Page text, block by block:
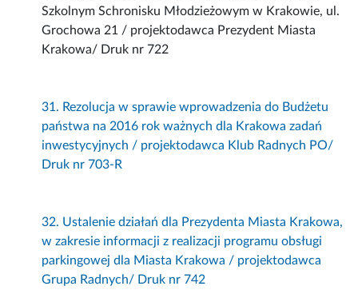
Szkolnym Schronisku Młodzieżowym w Krakowie, ul.
Grochowa 21 / projektodawca Prezydent Miasta
Krakowa/ Druk nr 722
31. Rezolucja w sprawie wprowadzenia do Budżetu
państwa na 2016 rok ważnych dla Krakowa zadań
inwestycyjnych / projektodawca Klub Radnych PO/
Druk nr 703-R
32. Ustalenie działań dla Prezydenta Miasta Krakowa,
w zakresie informacji z realizacji programu obsługi
parkingowej dla Miasta Krakowa / projektodawca
Grupa Radnych/ Druk nr 742